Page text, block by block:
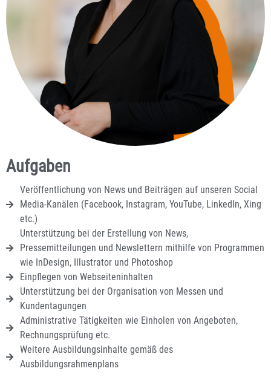
Aufgaben
Veröffentlichung von News und Beiträgen auf unseren Social
Media-Kanälen (Facebook, Instagram, YouTube, LinkedIn, Xing
etc.)
Unterstützung bei der Erstellung von News,
Pressemitteilungen und Newslettern mithilfe von Programmen
wie InDesign, Illustrator und Photoshop
Einpflegen von Webseiteninhalten
Unterstützung bei der Organisation von Messen und
Kundentagungen
Administrative Tätigkeiten wie Einholen von Angeboten,
Rechnungsprüfung etc.
Weitere Ausbildungsinhalte gemäß des
Ausbildungsrahmenplans